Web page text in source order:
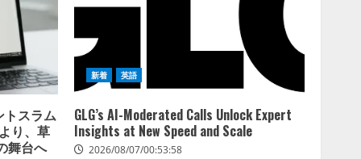
トスラム
り、草
舞台へ
新着 英語
GLG’s AI-Moderated Calls Unlock Expert
Insights at New Speed and Scale
2026/08/07/00:53:58